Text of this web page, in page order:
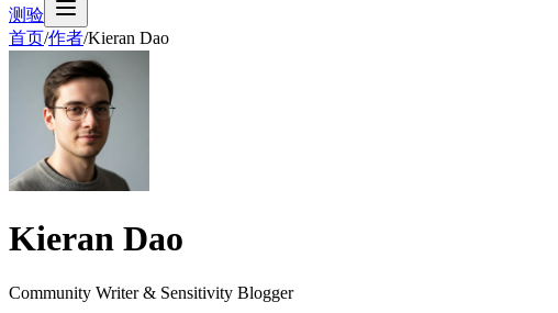
测验
首页/作者/Kieran Dao
Kieran Dao
Community Writer & Sensitivity Blogger